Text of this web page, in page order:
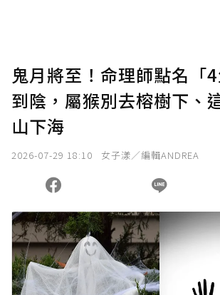
鬼月將至！命理師點名「
到陰，屬猴別去榕樹下、
山下海
2026-07-29 18:10 女子漾／編輯ANDREA